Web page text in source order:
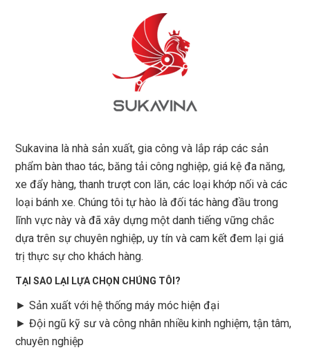
Sukavina là nhà sản xuất, gia công và lắp ráp các sản
phẩm bàn thao tác, băng tải công nghiệp, giá kệ đa năng,
xe đẩy hàng, thanh trượt con lăn, các loại khớp nối và các
loại bánh xe. Chúng tôi tự hào là đối tác hàng đầu trong
lĩnh vực này và đã xây dựng một danh tiếng vững chắc
dựa trên sự chuyên nghiệp, uy tín và cam kết đem lại giá
trị thực sự cho khách hàng.
TẠI SAO LẠI LỰA CHỌN CHÚNG TÔI?
► Sản xuất với hệ thống máy móc hiện đại
► Đội ngũ kỹ sư và công nhân nhiều kinh nghiệm, tận tâm,
chuyên nghiệp